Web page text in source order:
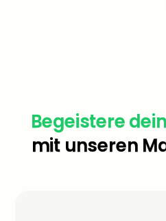
Begeistere
mit unseren